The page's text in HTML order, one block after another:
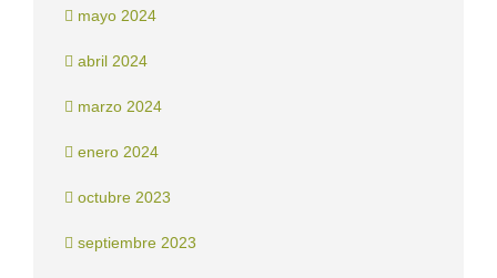
mayo 2024
abril 2024
marzo 2024
enero 2024
octubre 2023
septiembre 2023